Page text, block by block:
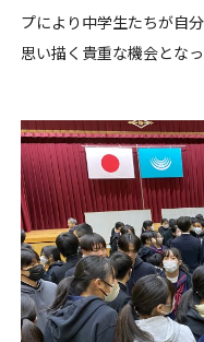
プにより中学生たちが自
思い描く貴重な機会となっ